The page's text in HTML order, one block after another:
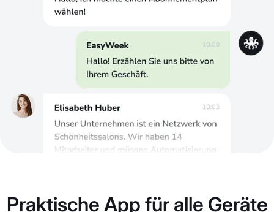
Praktische App für alle Geräte